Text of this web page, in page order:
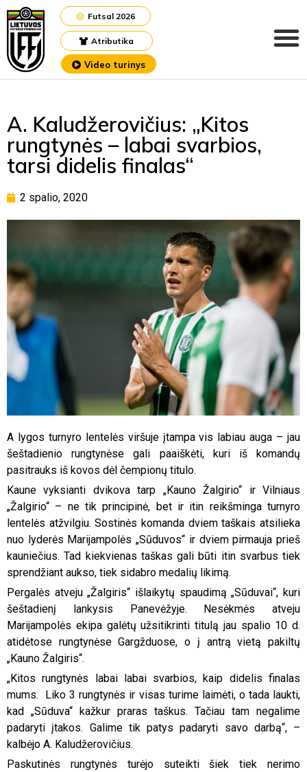
Atributika
Futsal 2026
Video turinys
A. Kaludžerovičius: „Kitos
rungtynės – labai svarbios,
tarsi didelis finalas“
2 spalio, 2020
A lygos turnyro lentelės viršuje įtampa vis labiau auga – jau
šeštadienio rungtynėse gali paaiškėti, kuri iš komandų
pasitrauks iš kovos dėl čempionų titulo.
Kaune vyksianti dvikova tarp „Kauno Žalgirio“ ir Vilniaus
„Žalgirio“ – ne tik principinė, bet ir itin reikšminga turnyro
lentelės atžvilgiu. Sostinės komanda dviem taškais atsilieka
nuo lyderės Marijampolės „Sūduvos“ ir dviem pirmauja prieš
kauniečius. Tad kiekvienas taškas gali būti itin svarbus tiek
sprendžiant aukso, tiek sidabro medalių likimą.
Pergalės atveju „Žalgiris“ išlaikytų spaudimą „Sūduvai“, kuri
šeštadienį lankysis Panevėžyje. Nesėkmės atveju
Marijampolės ekipa galėtų užsitikrinti titulą jau spalio 10 d.
atidėtose rungtynėse Gargžduose, o į antrą vietą pakiltų
„Kauno Žalgiris“.
„Kitos rungtynės labai labai svarbios, kaip didelis finalas
mums. Liko 3 rungtynės ir visas turime laimėti, o tada laukti,
kad „Sūduva“ kažkur praras taškus. Tačiau tam negalime
padaryti įtakos. Galime tik patys padaryti savo darbą“, –
kalbėjo A. Kaludžerovičius.
Paskutinės rungtynės turėjo suteikti šiek tiek nerimo